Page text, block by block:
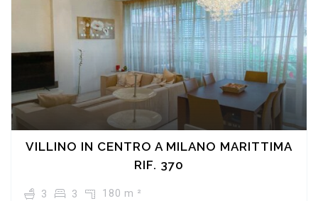
VILLINO IN CENTRO A MILANO MARITTIMA
RIF. 370
3 3 180 m ²